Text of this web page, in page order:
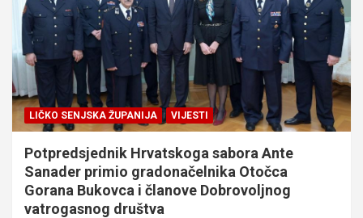
LIČKO SENJSKA ŽUPANIJA VIJESTI
Potpredsjednik Hrvatskoga sabora Ante
Sanader primio gradonačelnika Otočca
Gorana Bukovca i članove Dobrovoljnog
vatrogasnog društva